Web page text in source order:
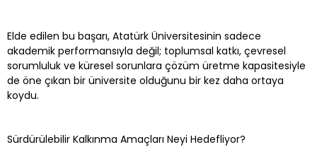
Elde edilen bu başarı, Atatürk Üniversitesinin sadece
akademik performansıyla değil; toplumsal katkı, çevresel
sorumluluk ve küresel sorunlara çözüm üretme kapasitesiyle
de öne çıkan bir üniversite olduğunu bir kez daha ortaya
koydu.
Sürdürülebilir Kalkınma Amaçları Neyi Hedefliyor?